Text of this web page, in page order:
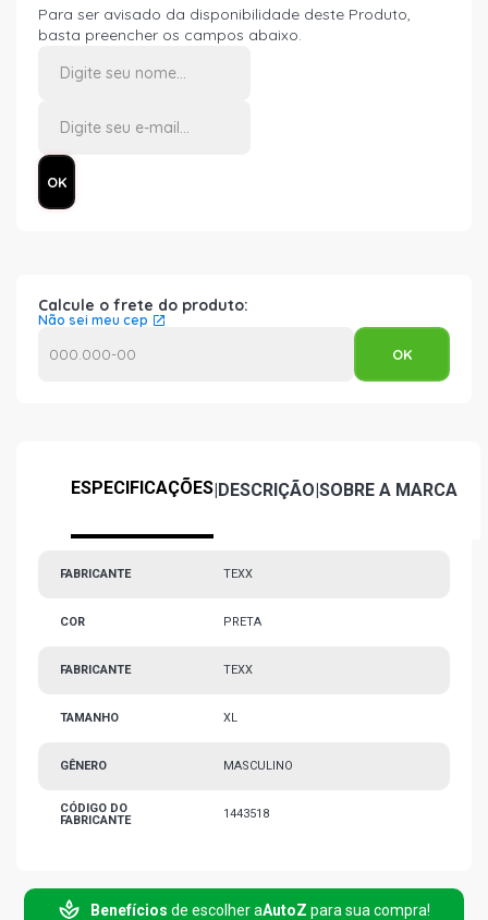
Para ser avisado da disponibilidade deste Produto,
basta preencher os campos abaixo.
Calcule o frete do produto:
Não sei meu cep
ESPECIFICAÇÕES|DESCRIÇÃO|SOBRE A MARCA
FABRICANTE TEXX
COR PRETA
FABRICANTE TEXX
TAMANHO XL
GÊNERO MASCULINO
CÓDIGO DO
FABRICANTE
1443518
Benefícios de escolher aAutoZ para sua compra!